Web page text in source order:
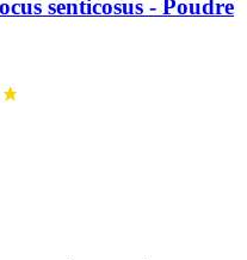
senticosus - Poudre